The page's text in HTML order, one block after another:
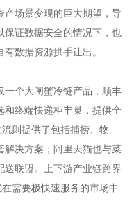
产场景变现的巨大期望，导
保证数据安全的情况下，也
数据资源拱手让出。
个大闸蟹冷链产品，顺丰
终端快递柜丰巢，提供全
则提供了包括捕捞、物
决方案；阿里天猫也与菜
联盟。上下游产业链跨界
需要极快速服务的市场中